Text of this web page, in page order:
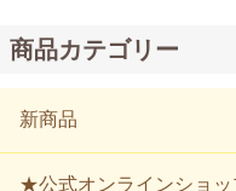
商品カテゴリー
新商品
★公式オンラインショッ